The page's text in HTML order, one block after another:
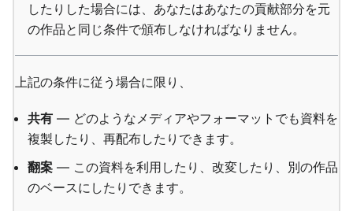
したりした場合には、あなたはあなたの貢献部分を元
の作品と同じ条件で頒布しなければなりません。
上記の条件に従う場合に限り、
共有 — どのようなメディアやフォーマットでも資料を
複製したり、再配布したりできます。
翻案 — この資料を利用したり、改変したり、別の作品
のベースにしたりできます。